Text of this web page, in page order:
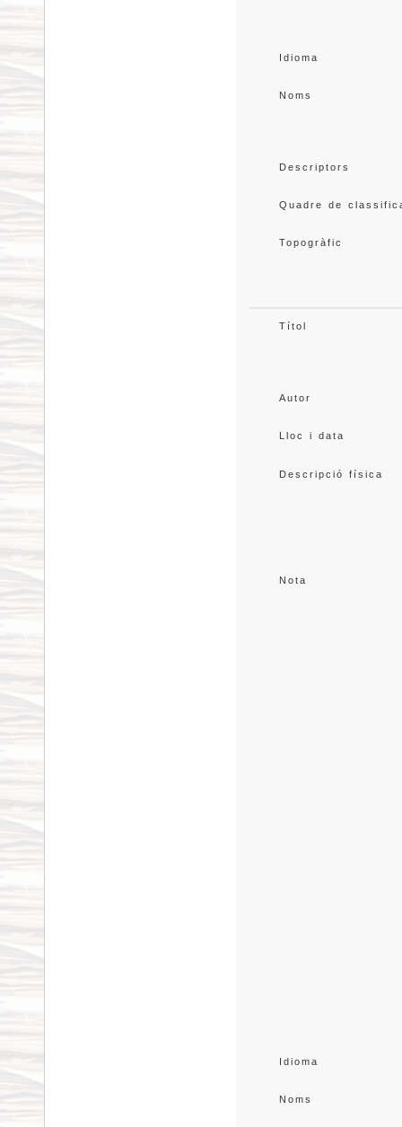
Idioma
Noms
Descriptors
Quadre de
Topogràfic
Títol
Autor
Lloc i data
Descripció física
Nota
Idioma
Noms